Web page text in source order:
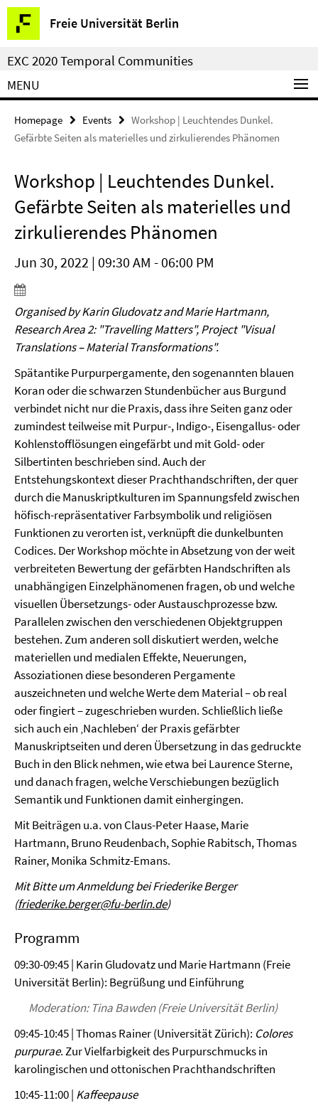
Springe
direkt
zu
Inhalt
Freie Universität Berlin
Service
Navigation
EXC 2020 Temporal Communities
MENU
Homepage Events
Workshop | Leuchtendes Dunkel.
Gefärbte Seiten als materielles und zirkulierendes Phänomen
Workshop | Leuchtendes Dunkel.
Gefärbte Seiten als materielles und
zirkulierendes Phänomen
Jun 30, 2022 | 09:30 AM - 06:00 PM
Organised by Karin Gludovatz and Marie Hartmann,
Research Area 2: "Travelling Matters", Project "Visual
Translations–Material Transformations".
Spätantike Purpurpergamente, den sogenannten blauen
Koran oder die schwarzen Stundenbücher aus Burgund
verbindet nicht nur die Praxis, dass ihre Seiten ganz oder
zumindest teilweise mit Purpur-, Indigo-, Eisengallus- oder
Kohlenstofflösungen eingefärbt und mit Gold- oder
Silbertinten beschrieben sind. Auch der
Entstehungskontext dieser Prachthandschriften, der quer
durch die Manuskriptkulturen im Spannungsfeld zwischen
höfisch-repräsentativer Farbsymbolik und religiösen
Funktionen zu verorten ist, verknüpft die dunkelbunten
Codices. Der Workshop möchte in Absetzung von der weit
verbreiteten Bewertung der gefärbten Handschriften als
unabhängigen Einzelphänomenen fragen, ob und welche
visuellen Übersetzungs- oder Austauschprozesse bzw.
Parallelen zwischen den verschiedenen Objektgruppen
bestehen. Zum anderen soll diskutiert werden, welche
materiellen und medialen Effekte, Neuerungen,
Assoziationen diese besonderen Pergamente
auszeichneten und welche Werte dem Material – ob real
oder fingiert – zugeschrieben wurden. Schließlich ließe
sich auch ein ‚Nachleben‘ der Praxis gefärbter
Manuskriptseiten und deren Übersetzung in das gedruckte
Buch in den Blick nehmen, wie etwa bei Laurence Sterne,
und danach fragen, welche Verschiebungen bezüglich
Semantik und Funktionen damit einhergingen.
Mit Beiträgen u.a. von Claus-Peter Haase, Marie
Hartmann, Bruno Reudenbach, Sophie Rabitsch, Thomas
Rainer, Monika Schmitz-Emans.
Mit Bitte um Anmeldung bei Friederike Berger
(friederike.berger@fu-berlin.de)
Programm
09:30-09:45 | Karin Gludovatz und Marie Hartmann (Freie
Universität Berlin): Begrüßung und Einführung
Moderation: Tina Bawden (Freie Universität Berlin)
09:45-10:45 | Thomas Rainer (Universität Zürich): Colores
purpurae. Zur Vielfarbigkeit des Purpurschmucks in
karolingischen und ottonischen Prachthandschriften
10:45-11:00 | Kaffeepause